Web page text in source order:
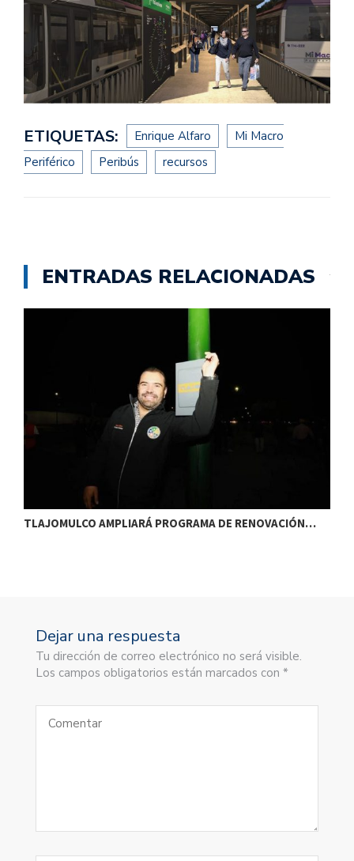
ETIQUETAS: Enrique Alfaro
Mi Macro
Periférico
Peribús recursos
ENTRADAS RELACIONADAS
TLAJOMULCO AMPLIARÁ PROGRAMA DE RENOVACIÓN…
Dejar una respuesta
Tu dirección de correo electrónico no será visible.
Los campos obligatorios están marcados con *